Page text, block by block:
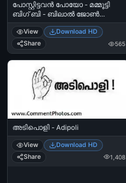
പോസ്റ്റിട്ടവന്‍ പോയോ - മമ്മൂട്ടി
ബിഗ്‌ ബി - ബിലാൽ ജോൺ
കുരിശിങ്കൽ - Postittavan Poyo -
Mammootti - Bilal John
Kurishunkal - Big B
View
Download HD
Share
565
അടിപൊളി - Adipoli
View
Download HD
Share
1,408